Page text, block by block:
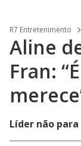
R7 Entretenimento
Aline
Fran:
Líder não